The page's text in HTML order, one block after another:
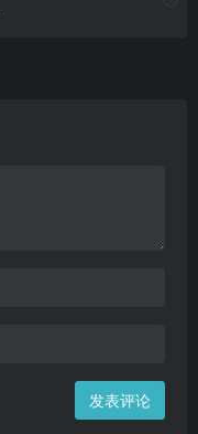
发表评论